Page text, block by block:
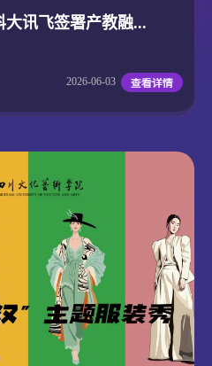
大讯飞签署产教融...
2026-06-03